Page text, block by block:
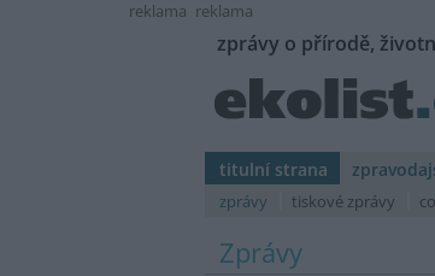
reklama reklama
zprávy o přírodě,
titulní strana
zprávy tiskové zprávy
Zprávy